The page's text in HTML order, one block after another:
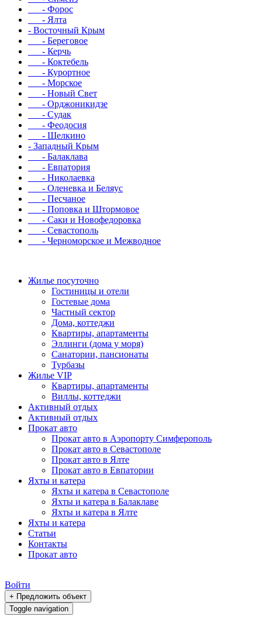
- Форос
- Ялта
- Восточный Крым
- Береговое
- Керчь
- Коктебель
- Курортное
- Морское
- Новый Свет
- Орджоникидзе
- Судак
- Феодосия
- Щелкино
- Западный Крым
- Балаклава
- Евпатория
- Николаевка
- Оленевка и Беляус
- Песчаное
- Поповка и Штормовое
- Саки и Новофедоровка
- Севастополь
- Черноморское и Межводное
Жилье посуточно
Гостиницы и отели
Гостевые дома
Частный сектор
Дома, коттеджи
Квартиры, апартаменты
Эллинги (дома у моря)
Санатории, пансионаты
Турбазы
Жилье VIP
Квартиры, апартаменты
Виллы, коттеджи
Активный отдых
Активный отдых
Прокат авто
Прокат авто в Аэропорту Симферополь
Прокат авто в Севастополе
Прокат авто в Ялте
Прокат авто в Евпатории
Яхты и катера
Яхты и катера в Севастополе
Яхты и катера в Балаклаве
Яхты и катера в Ялте
Яхты и катера
Статьи
Контакты
Прокат авто
Войти
+ Предложить объект
Toggle navigation